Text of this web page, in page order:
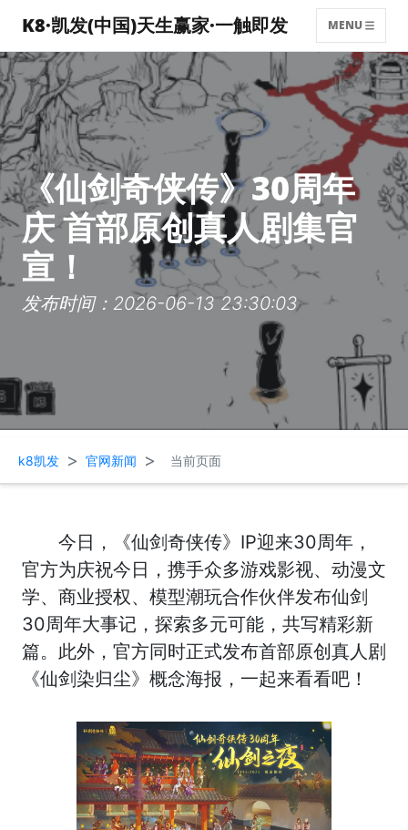
K8·凯发(中国)天生赢家·一触即发 MENU
《仙剑奇侠传》30周年
庆 首部原创真人剧集官
宣！
发布时间：2026-06-13 23:30:03
k8凯发 > 官网新闻 > 当前页面
今日，《仙剑奇侠传》IP迎来30周年，
官方为庆祝今日，携手众多游戏影视、动漫文
学、商业授权、模型潮玩合作伙伴发布仙剑
30周年大事记，探索多元可能，共写精彩新
篇。此外，官方同时正式发布首部原创真人剧
《仙剑染归尘》概念海报，一起来看看吧！